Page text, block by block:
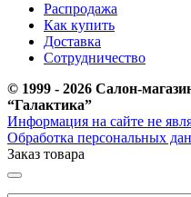
Распродажа
Как купить
Доставка
Сотрудничество
© 1999 - 2026 Салон-
“Галактика”
Информация на сайте не
Обработка персональных
Заказ товара